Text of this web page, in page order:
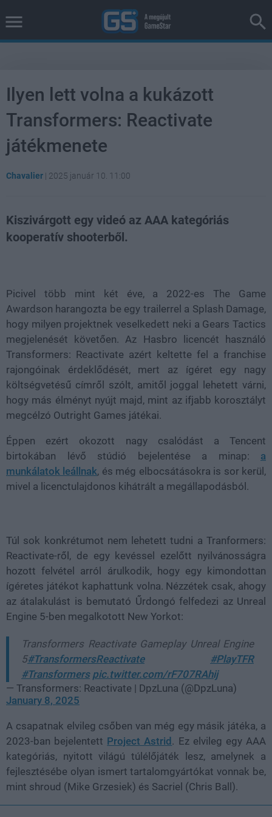
Ilyen lett volna a kukázott
Transformers: Reactivate
játékmenete
Chavalier | 2025 január 10. 11:00
Kiszivárgott egy videó az AAA kategóriás
kooperatív shooterből.
Picivel több mint két éve, a 2022-es The Game
Awardson harangozta be egy trailerrel a Splash Damage,
hogy milyen projektnek veselkedett neki a Gears Tactics
megjelenését követően. Az Hasbro licencét használó
Transformers: Reactivate azért keltette fel a franchise
rajongóinak érdeklődését, mert az ígéret egy nagy
költségvetésű címről szólt, amitől joggal lehetett várni,
hogy más élményt nyújt majd, mint az ifjabb korosztályt
megcélzó Outright Games játékai.
Éppen ezért okozott nagy csalódást a Tencent
birtokában lévő stúdió bejelentése a minap: a
munkálatok leállnak, és még elbocsátásokra is sor kerül,
mivel a licenctulajdonos kihátrált a megállapodásból.
Túl sok konkrétumot nem lehetett tudni a Tranformers:
Reactivate-ről, de egy kevéssel ezelőtt nyilvánosságra
hozott felvétel arról árulkodik, hogy egy kimondottan
ígéretes játékot kaphattunk volna. Nézzétek csak, ahogy
az átalakulást is bemutató Űrdongó felfedezi az Unreal
Engine 5-ben megalkotott New Yorkot:
Transformers Reactivate Gameplay Unreal Engine
5#TransformersReactivate
#PlayTFR
#Transformers pic.twitter.com/rF707RAhij
— Transformers: Reactivate | DpzLuna (@DpzLuna)
January 8, 2025
A csapatnak elvileg csőben van még egy másik játéka, a
2023-ban bejelentett Project Astrid . Ez elvileg egy AAA
kategóriás, nyitott világú túlélőjáték lesz, amelynek a
fejlesztésébe olyan ismert tartalomgyártókat vonnak be,
mint shroud (Mike Grzesiek) és Sacriel (Chris Ball).